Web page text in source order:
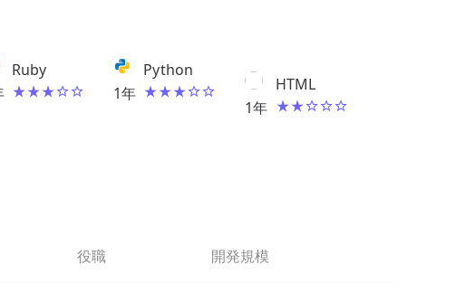
Ruby
1年
Python
1年
HTML
役職 開発規模